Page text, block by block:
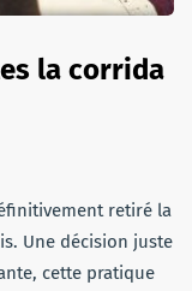
la corrida
retiré la
Une décision juste
cette pratique